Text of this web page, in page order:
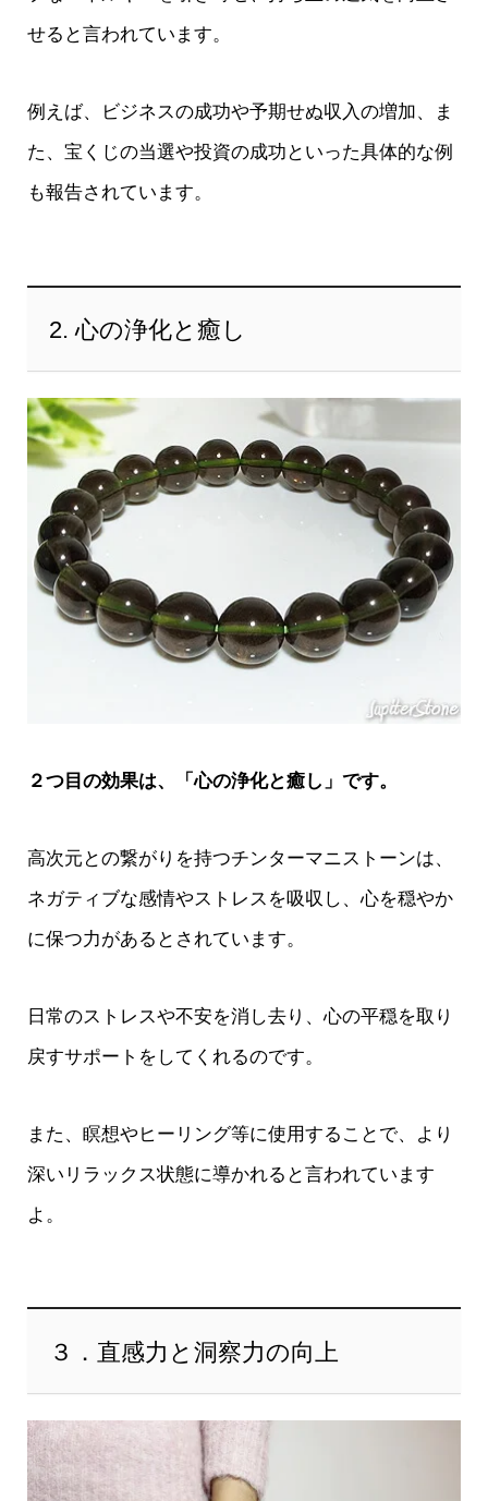
せると言われています。
例えば、ビジネスの成功や予期せぬ収入の増加、ま
た、宝くじの当選や投資の成功といった具体的な例
も報告されています。
2. 心の浄化と癒し
２つ目の効果は、「心の浄化と癒し」です。
高次元との繋がりを持つチンターマニストーンは、
ネガティブな感情やストレスを吸収し、心を穏やか
に保つ力があるとされています。
日常のストレスや不安を消し去り、心の平穏を取り
戻すサポートをしてくれるのです。
また、瞑想やヒーリング等に使用することで、より
深いリラックス状態に導かれると言われています
よ。
３．直感力と洞察力の向上